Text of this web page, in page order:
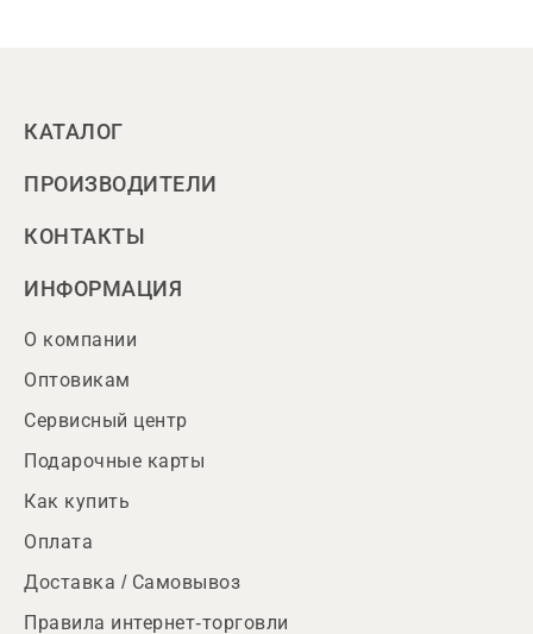
КАТАЛОГ
ПРОИЗВОДИТЕЛИ
КОНТАКТЫ
ИНФОРМАЦИЯ
О компании
Оптовикам
Сервисный центр
Подарочные карты
Как купить
Оплата
Доставка / Самовывоз
Правила интернет-торговли